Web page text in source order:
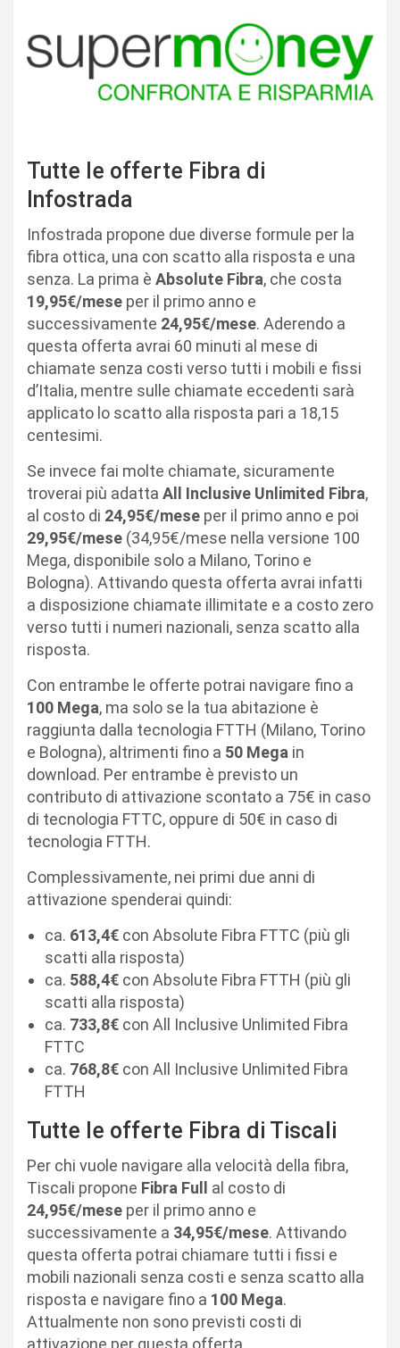
Tutte le offerte Fibra di
Infostrada
Infostrada propone due diverse formule per la
fibra ottica, una con scatto alla risposta e una
senza. La prima è Absolute Fibra, che costa
19,95€/mese per il primo anno e
successivamente 24,95€/mese. Aderendo a
questa offerta avrai 60 minuti al mese di
chiamate senza costi verso tutti i mobili e fissi
d’Italia, mentre sulle chiamate eccedenti sarà
applicato lo scatto alla risposta pari a 18,15
centesimi.
Se invece fai molte chiamate, sicuramente
troverai più adatta All Inclusive Unlimited Fibra,
al costo di 24,95€/mese per il primo anno e poi
29,95€/mese (34,95€/mese nella versione 100
Mega, disponibile solo a Milano, Torino e
Bologna). Attivando questa offerta avrai infatti
a disposizione chiamate illimitate e a costo zero
verso tutti i numeri nazionali, senza scatto alla
risposta.
Con entrambe le offerte potrai navigare fino a
100 Mega, ma solo se la tua abitazione è
raggiunta dalla tecnologia FTTH (Milano, Torino
e Bologna), altrimenti fino a 50 Mega in
download. Per entrambe è previsto un
contributo di attivazione scontato a 75€ in caso
di tecnologia FTTC, oppure di 50€ in caso di
tecnologia FTTH.
Complessivamente, nei primi due anni di
attivazione spenderai quindi:
ca. 613,4€ con Absolute Fibra FTTC (più gli
scatti alla risposta)
ca. 588,4€ con Absolute Fibra FTTH (più gli
scatti alla risposta)
ca. 733,8€ con All Inclusive Unlimited Fibra
FTTC
ca. 768,8€ con All Inclusive Unlimited Fibra
FTTH
Tutte le offerte Fibra di Tiscali
Per chi vuole navigare alla velocità della fibra,
Tiscali propone Fibra Full
al costo di
24,95€/mese per il primo anno e
successivamente a 34,95€/mese. Attivando
questa offerta potrai chiamare tutti i fissi e
mobili nazionali senza costi e senza scatto alla
risposta e navigare fino a 100 Mega.
Attualmente non sono previsti costi di